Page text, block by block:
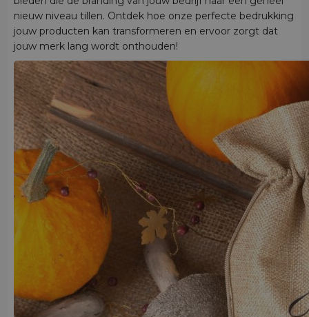
nieuw niveau tillen. Ontdek hoe onze perfecte bedrukking
jouw producten kan transformeren en ervoor zorgt dat
jouw merk lang wordt onthouden!